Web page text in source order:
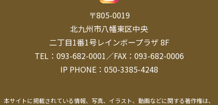
〒805-0019
北九州市八幡東区中央
二丁目1番1号レインボープラザ 8F
TEL：093-682-0001／FAX：093-682-0006
IP PHONE：050-3385-4248
本サイトに掲載されている情報、写真、イラスト、動画などに関する著作権は、